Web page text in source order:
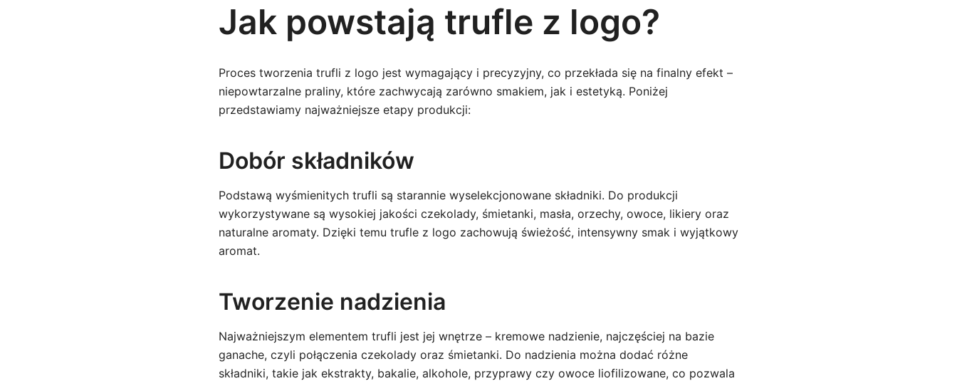
Jak powstają trufle z logo?
Proces tworzenia trufli z logo jest wymagający i precyzyjny, co przekłada się na finalny efekt –
niepowtarzalne praliny, które zachwycają zarówno smakiem, jak i estetyką. Poniżej
przedstawiamy najważniejsze etapy produkcji:
Dobór składników
Podstawą wyśmienitych trufli są starannie wyselekcjonowane składniki. Do produkcji
wykorzystywane są wysokiej jakości czekolady, śmietanki, masła, orzechy, owoce, likiery oraz
naturalne aromaty. Dzięki temu trufle z logo zachowują świeżość, intensywny smak i wyjątkowy
aromat.
Tworzenie nadzienia
Najważniejszym elementem trufli jest jej wnętrze – kremowe nadzienie, najczęściej na bazie
ganache, czyli połączenia czekolady oraz śmietanki. Do nadzienia można dodać różne
składniki, takie jak ekstrakty, bakalie, alkohole, przyprawy czy owoce liofilizowane, co pozwala